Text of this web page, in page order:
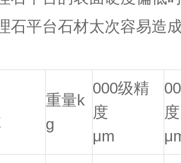
平台石材太次容易造
重量k
g
000级精
度
μm
度